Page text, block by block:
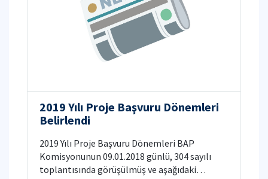
2019 Yılı Proje Başvuru Dönemleri
Belirlendi
2019 Yılı Proje Başvuru Dönemleri BAP
Komisyonunun 09.01.2018 günlü, 304 sayılı
toplantısında görüşülmüş ve aşağıdaki